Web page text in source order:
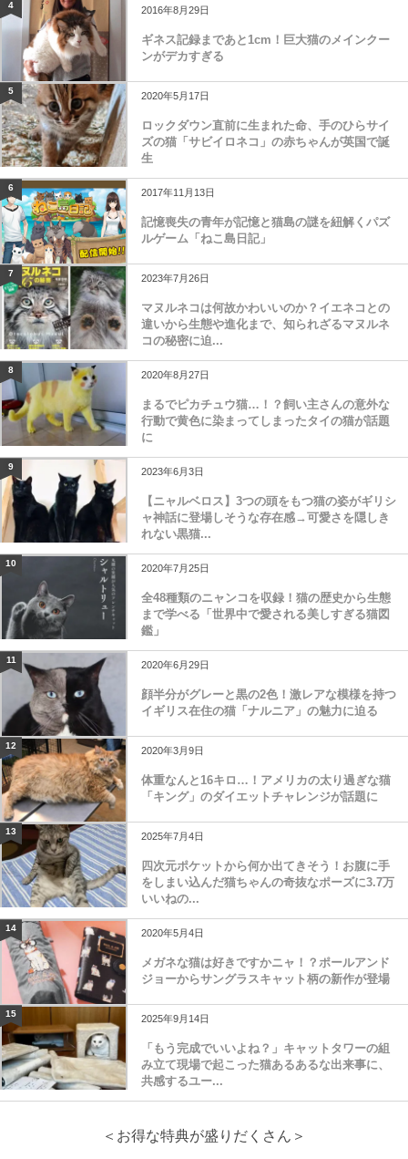
4 2016年8月29日
ギネス記録まであと1cm！巨大猫のメインクー
ンがデカすぎる
5 2020年5月17日
ロックダウン直前に生まれた命、手のひらサイ
ズの猫「サビイロネコ」の赤ちゃんが英国で誕
生
6 2017年11月13日
記憶喪失の青年が記憶と猫島の謎を紐解くパズ
ルゲーム「ねこ島日記」
7 2023年7月26日
マヌルネコは何故かわいいのか？イエネコとの
違いから生態や進化まで、知られざるマヌルネ
コの秘密に迫...
8 2020年8月27日
まるでピカチュウ猫…！？飼い主さんの意外な
行動で黄色に染まってしまったタイの猫が話題
に
9 2023年6月3日
【ニャルベロス】3つの頭をもつ猫の姿がギリシ
ャ神話に登場しそうな存在感→可愛さを隠しき
れない黒猫...
10 2020年7月25日
全48種類のニャンコを収録！猫の歴史から生態
まで学べる「世界中で愛される美しすぎる猫図
鑑」
11 2020年6月29日
顔半分がグレーと黒の2色！激レアな模様を持つ
イギリス在住の猫「ナルニア」の魅力に迫る
12 2020年3月9日
体重なんと16キロ…！アメリカの太り過ぎな猫
「キング」のダイエットチャレンジが話題に
13 2025年7月4日
四次元ポケットから何か出てきそう！お腹に手
をしまい込んだ猫ちゃんの奇抜なポーズに3.7万
いいねの...
14 2020年5月4日
メガネな猫は好きですかニャ！？ポールアンド
ジョーからサングラスキャット柄の新作が登場
15 2025年9月14日
「もう完成でいいよね？」キャットタワーの組
み立て現場で起こった猫あるあるな出来事に、
共感するユー...
＜お得な特典が盛りだくさん＞